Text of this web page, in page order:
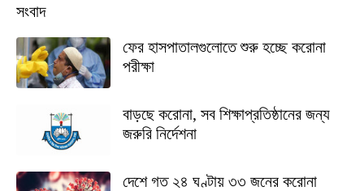
সংবাদ
ফের হাসপাতালগুলোতে শুরু হচ্ছে করোনা
পরীক্ষা
বাড়ছে করোনা, সব শিক্ষাপ্রতিষ্ঠানের জন্য
জরুরি নির্দেশনা
দেশে গত ২৪ ঘণ্টায় ৩৩ জনের করোনা